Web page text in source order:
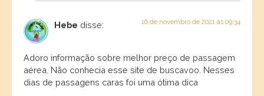
Hebe disse: 16 de novembro de 2021 às 09:34
Adoro informação sobre melhor preço de passagem
aérea. Não conhecia esse site de buscavoo. Nesses
dias de passagens caras foi uma ótima dica